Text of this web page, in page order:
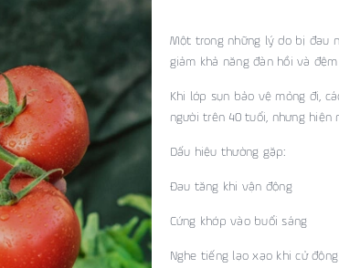
Một trong những lý do bị đau
giảm khả năng đàn hồi và
Khi lớp sụn bảo vệ mỏng đi,
người trên 40 tuổi, nhưng
Dấu hiệu thường gặp:
Đau tăng khi vận động
Cứng khớp vào buổi sáng
Nghe tiếng lạo xạo khi cử động